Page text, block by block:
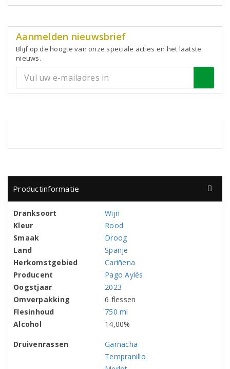
Aanmelden nieuwsbrief
Blijf op de hoogte van onze speciale acties en het laatste
nieuws.
Productinformatie
Dranksoort
Wijn
Kleur
Rood
Smaak
Droog
Land
Spanje
Herkomstgebied
Cariñena
Producent
Pago Aylés
Oogstjaar
2023
Omverpakking
6 flessen
Flesinhoud
750 ml
Alcohol
14,00%
Druivenrassen
Garnacha
Tempranillo